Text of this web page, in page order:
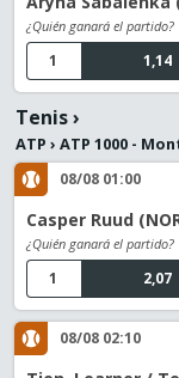
¿Quién ganará el partido?
1,14
1
Tenis›
ATP › ATP 1000 -
08/08 01:00
Casper Ruud
¿Quién ganará el partido?
2,07
1
08/08 02:10